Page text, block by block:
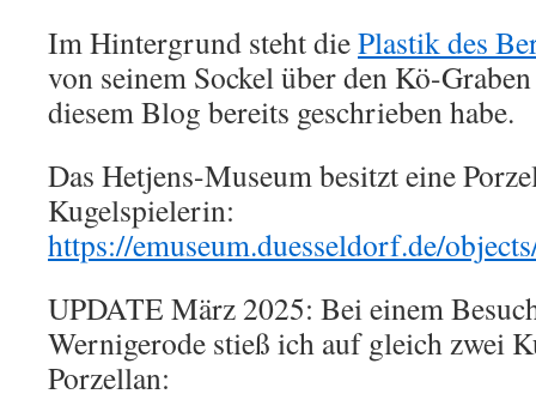
Im Hintergrund steht diePlastik des
von seinem Sockel über den Kö-
diesem Blog bereits geschrieben habe.
Das Hetjens-Museum besitzt eine
Kugelspielerin:
https://emuseum.duesseldorf.de/
UPDATE März 2025: Bei einem
Wernigerode stieß ich auf gleich zwei
Porzellan: